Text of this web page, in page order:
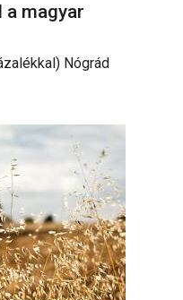
magyar
Nógrád